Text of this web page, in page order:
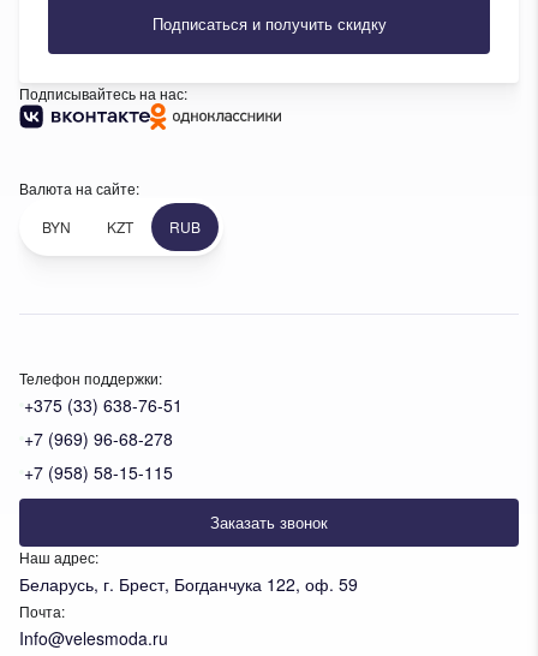
Телефон поддержки:
+375 (33) 638-76-51
+7 (969) 96-68-278
+7 (958) 58-15-115
Заказать звонок
Наш адрес:
Беларусь, г. Брест, Богданчука 122, оф. 59
Почта:
Info@velesmoda.ru
Подписаться и получить скидку
Подписывайтесь на нас:
Валюта на сайте:
BYN
KZT RUB